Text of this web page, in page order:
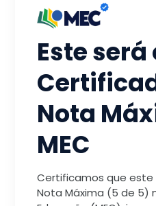
Este será
Nota
MEC
Certificamos que este
Nota Máxima (5 de 5)